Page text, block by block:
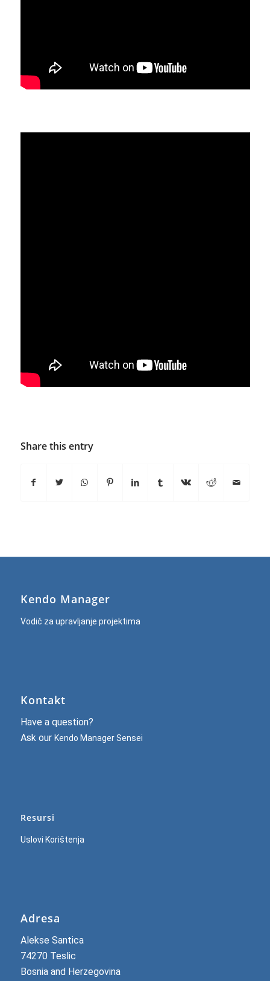
Share this entry
Kendo Manager
Vodič za upravljanje projektima
Kontakt
Have a question?
Ask our Kendo Manager Sensei
Resursi
Uslovi Korištenja
Adresa
Alekse Santica
74270 Teslic
Bosnia and Herzegovina